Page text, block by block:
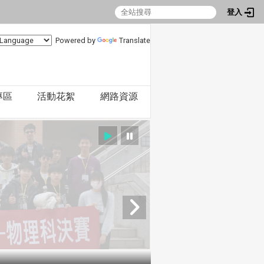
登入
Powered by Translate
區 活動花絮 網路資源